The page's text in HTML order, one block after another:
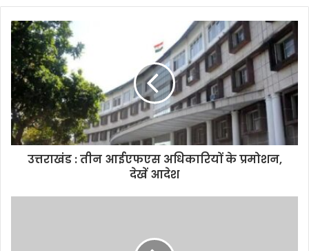
उत्तराखंड : तीन आईएफएस अधिकारियों के प्रमोशन,
देखें आदेश